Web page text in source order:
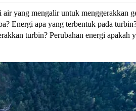
yang mengalir untuk menggerakkan
Energi apa yang terbentuk pada
turbin? Perubahan energi apakah